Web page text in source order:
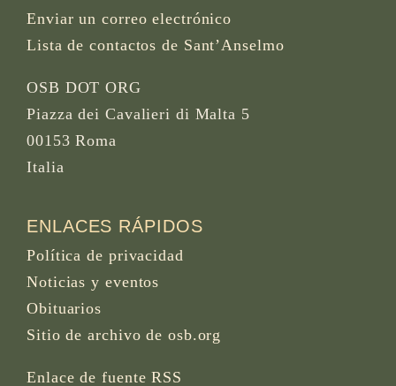
Enviar un correo electrónico
Lista de contactos de Sant’Anselmo
OSB DOT ORG
Piazza dei Cavalieri di Malta 5
00153 Roma
Italia
ENLACES RÁPIDOS
Política de privacidad
Noticias y eventos
Obituarios
Sitio de archivo de osb.org
Enlace de fuente RSS